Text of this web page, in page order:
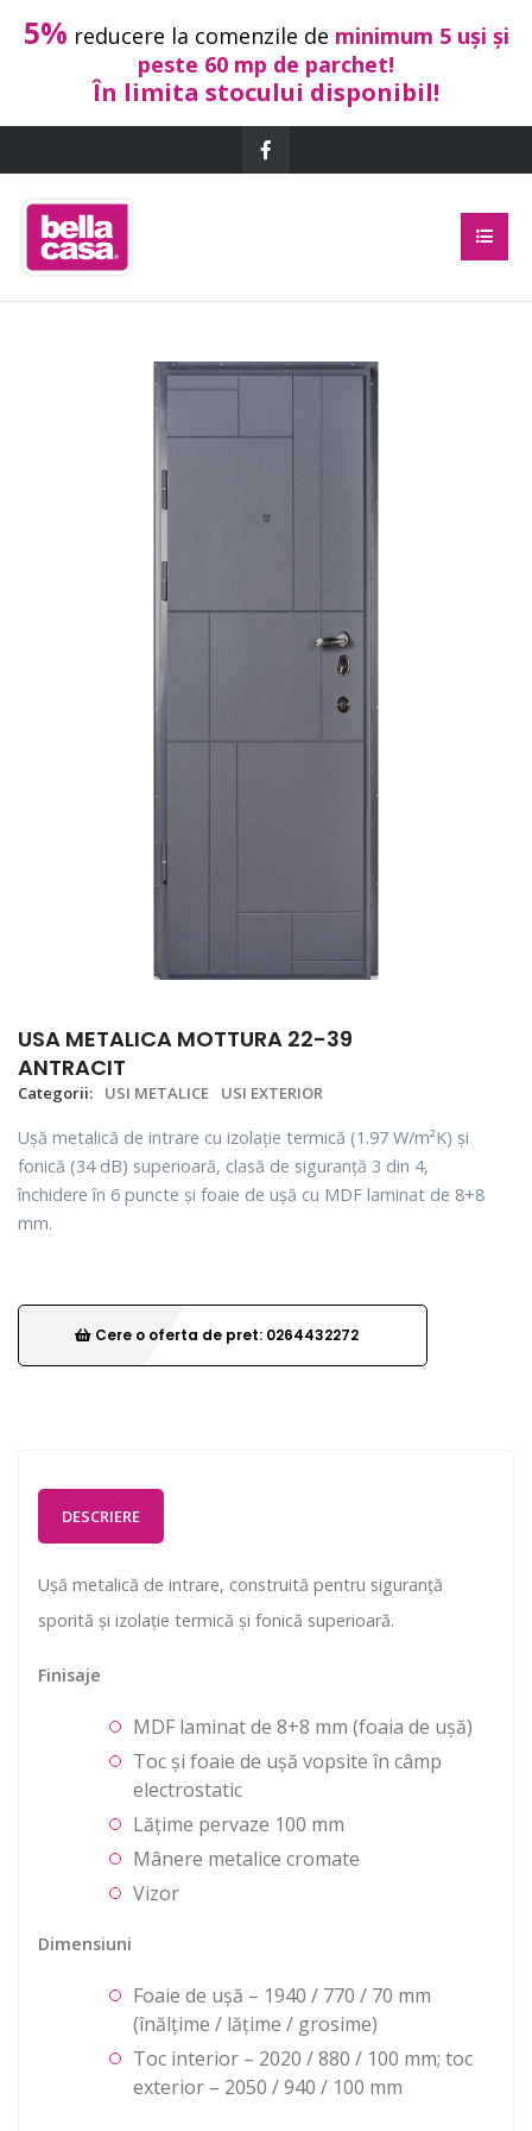
5% reducere la comenzile de minimum 5 uși și
peste 60 mp de parchet!
În limita stocului disponibil!
USA METALICA MOTTURA 22-39
ANTRACIT
Categorii: USI METALICE USI EXTERIOR
Ușă metalică de intrare cu izolație termică (1.97 W/m²K) și
fonică (34 dB) superioară, clasă de siguranță 3 din 4,
închidere în 6 puncte și foaie de ușă cu MDF laminat de 8+8
mm.
Cere o oferta de pret: 0264432272
DESCRIERE
Ușă metalică de intrare, construită pentru siguranță
sporită și izolație termică și fonică superioară.
Finisaje
MDF laminat de 8+8 mm (foaia de ușă)
Toc și foaie de ușă vopsite în câmp
electrostatic
Lățime pervaze 100 mm
Mânere metalice cromate
Vizor
Dimensiuni
Foaie de ușă – 1940 / 770 / 70 mm
(înălțime / lățime / grosime)
Toc interior – 2020 / 880 / 100 mm; toc
exterior – 2050 / 940 / 100 mm